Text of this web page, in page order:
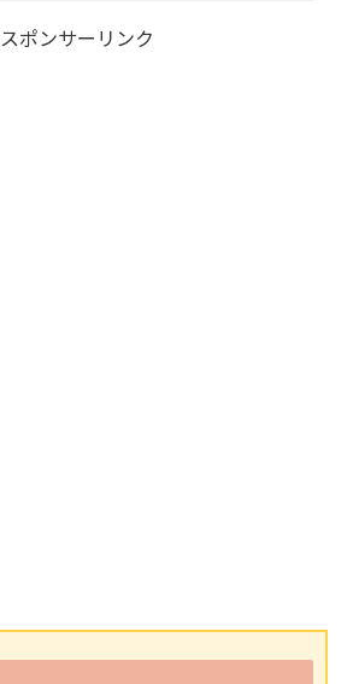
スポンサーリンク